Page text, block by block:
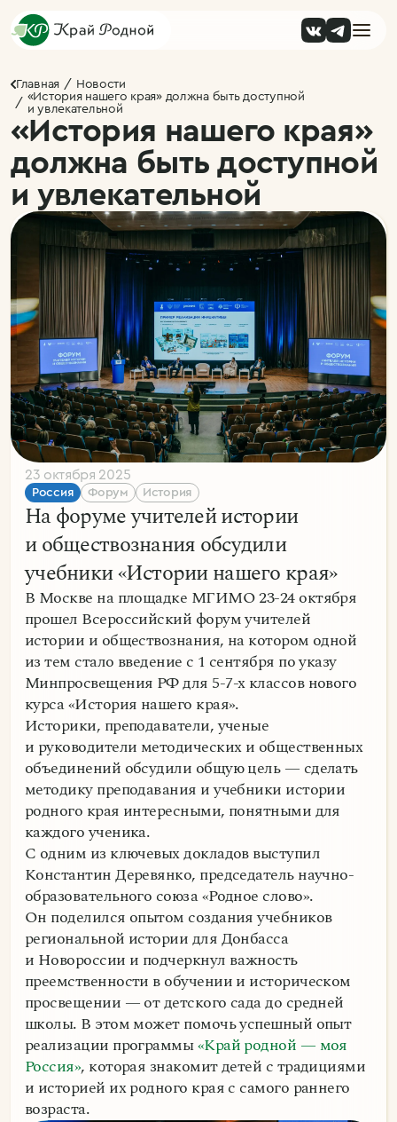
Главная
Новости
«История нашего края» должна быть доступной
и увлекательной
«История нашего края»
должна быть доступной
и увлекательной
23 октября 2025
Россия Форум История
На форуме учителей истории
и обществознания обсудили
учебники «Истории нашего края»
В Москве на площадке МГИМО 23-24 октября
прошел Всероссийский форум учителей
истории и обществознания, на котором одной
из тем стало введение с 1 сентября по указу
Минпросвещения РФ для 5-7-х классов нового
курса «История нашего края».
Историки, преподаватели, ученые
и руководители методических и общественных
объединений обсудили общую цель — сделать
методику преподавания и учебники истории
родного края интересными, понятными для
каждого ученика.
С одним из ключевых докладов выступил
Константин Деревянко, председатель научно-
образовательного союза «Родное слово».
Он поделился опытом создания учебников
региональной истории для Донбасса
и Новороссии и подчеркнул важность
преемственности в обучении и историческом
просвещении — от детского сада до средней
школы. В этом может помочь успешный опыт
реализации программы«Край родной — моя
Россия», которая знакомит детей с традициями
и историей их родного края с самого раннего
возраста.